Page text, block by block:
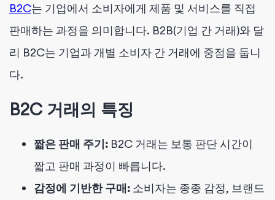
B2C는 기업에서 소비자에게 제품 및 서비스를 직접
판매하는 과정을 의미합니다. B2B(기업 간 거래)와 달
리 B2C는 기업과 개별 소비자 간 거래에 중점을 둡니
다.
B2C 거래의 특징
짧은 판매 주기: B2C 거래는 보통 판단 시간이
짧고 판매 과정이 빠릅니다.
감정에 기반한 구매: 소비자는 종종 감정, 브랜드